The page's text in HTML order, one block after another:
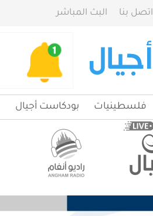
اتصل بنا البث المباشر
فلسطينيات بودكاست أجيال